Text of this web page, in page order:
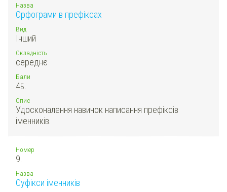
Назва
Орфограми в префіксах
Вид
Інший
Складність
середнє
Бали
4Б.
Опис
Удосконалення навичок написання префіксів
іменників.
Номер
9.
Назва
Суфікси іменників